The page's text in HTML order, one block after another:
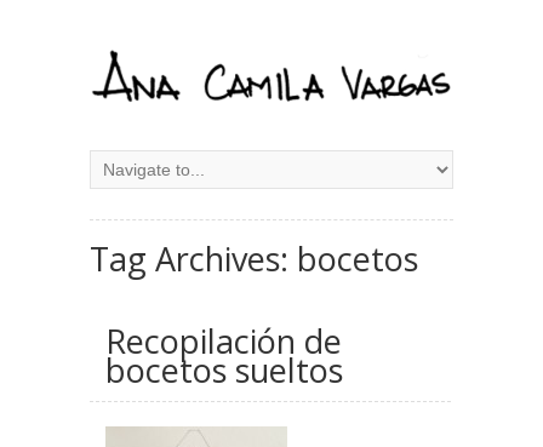
Tag Archives: bocetos
Recopilación de
bocetos sueltos